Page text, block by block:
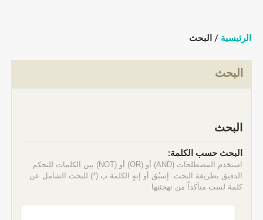
الرئيسية / البحث
البحث
البحث
البحث حسب الكلمة:
استخدم المصطلحات (AND) أو (OR) أو (NOT) بين الكلمات للتحكم
الدقيق بطريقة البحث. إسبُق أو إنهٍ الكلمة ب (*) للبحث الشامل عن
كلمة لست متأكداً من تهجئتها